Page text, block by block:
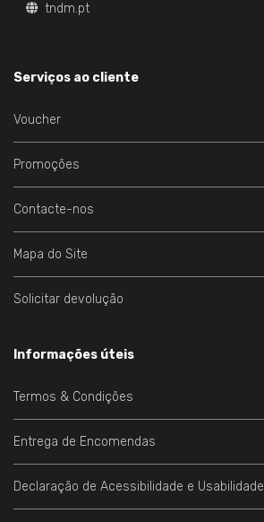
tndm.pt
Serviços ao cliente
Voucher
Promoções
Contacte-nos
Mapa do Site
Solicitar devolução
Informações úteis
Termos & Condições
Entrega de Encomendas
Declaração de Acessibilidade e Usabilidade